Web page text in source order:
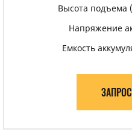
Высота подъема
Напряжение
Емкость